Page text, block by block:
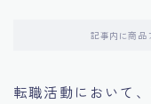
記事内に商品
転職活動において